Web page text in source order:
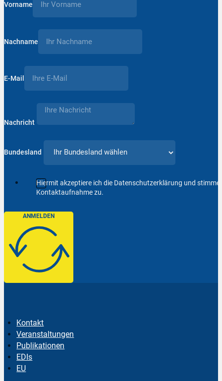
Vorname
Nachname
E-Mail
Nachricht
Bundesland
Hiermit akzeptiere ich die Datenschutzerklärung und
Kontaktaufnahme zu.
ANMELDEN
Kontakt
Veranstaltungen
Publikationen
EDIs
EU